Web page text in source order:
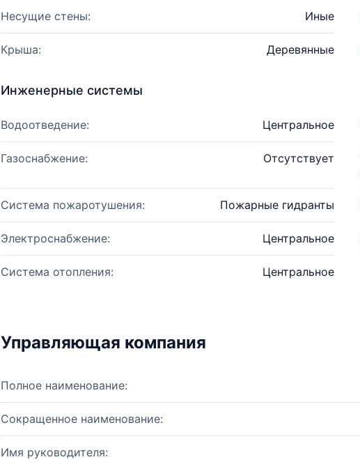
Несущие стены: Иные
Крыша: Деревянные
Инженерные системы
Водоотведение: Центральное
Газоснабжение: Отсутствует
Система пожаротушения: Пожарные гидранты
Электроснабжение: Центральное
Система отопления: Центральное
Управляющая компания
Полное наименование:
Сокращенное наименование:
Имя руководителя: